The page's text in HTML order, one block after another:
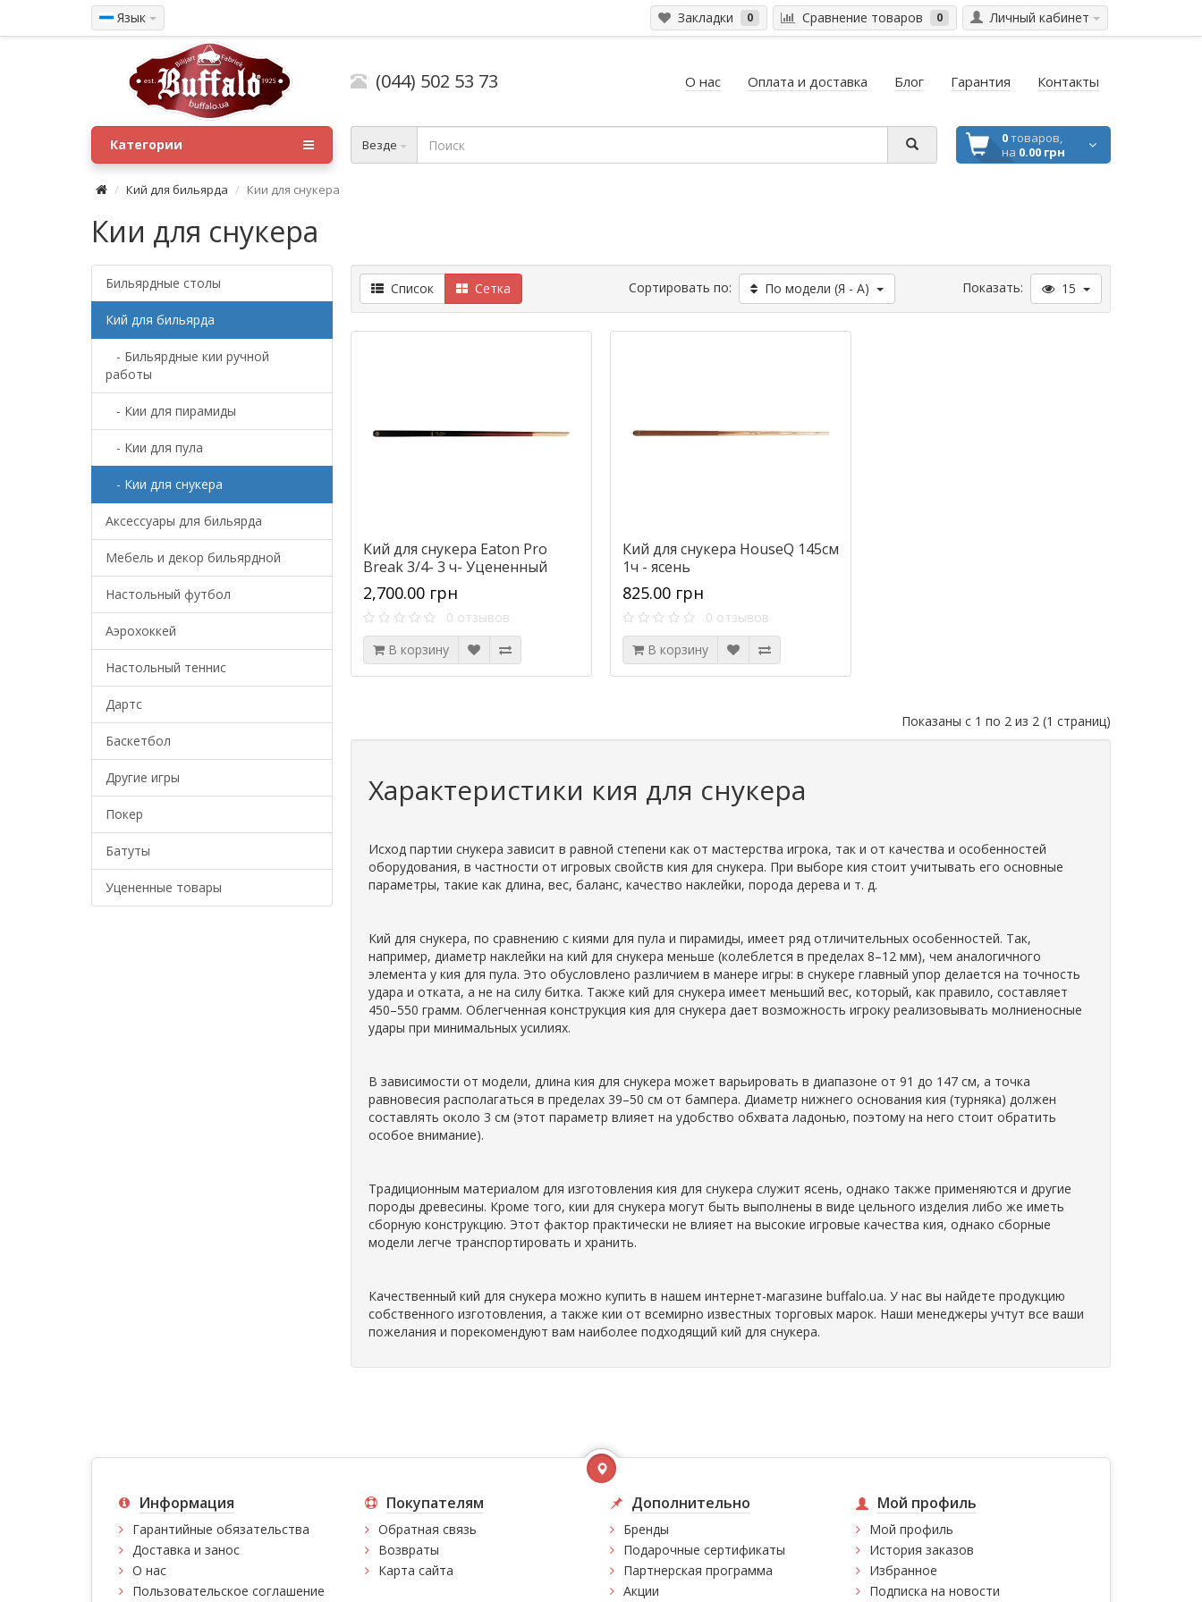
Язык Личный кабинет
Закладки 0 Сравнение товаров 0
(044) 502 53 73 О нас Оплата и доставка Блог Гарантия Контакты
Везде 0товаров,
на 0.00 грн
Категории
Кий для бильярда Кии для снукера
Кии для снукера
Бильярдные столы
Кий для бильярда
- Бильярдные кии ручной
работы
- Кии для пирамиды
- Кии для пула
- Кии для снукера
Аксессуары для бильярда
Мебель и декор бильярдной
Настольный футбол
Аэрохоккей
Настольный теннис
Дартс
Баскетбол
Другие игры
Покер
Батуты
Уцененные товары
Список Сетка Сортировать по: По модели (Я - А) Показать: 15
Кий для снукера Eaton Pro
Break 3/4- 3 ч- Уцененный
2,700.00 грн
0 отзывов
В корзину
Кий для снукера HouseQ 145см
1ч - ясень
825.00 грн
0 отзывов
В корзину
Показаны с 1 по 2 из 2 (1 страниц)
Характеристики кия для снукера
Исход партии снукера зависит в равной степени как от мастерства игрока, так и от качества и особенностей
оборудования, в частности от игровых свойств кия для снукера. При выборе кия стоит учитывать его основные
параметры, такие как длина, вес, баланс, качество наклейки, порода дерева и т. д.
Кий для снукера, по сравнению с киями для пула и пирамиды, имеет ряд отличительных особенностей. Так,
например, диаметр наклейки на кий для снукера меньше (колеблется в пределах 8–12 мм), чем аналогичного
элемента у кия для пула. Это обусловлено различием в манере игры: в снукере главный упор делается на точность
удара и отката, а не на силу битка. Также кий для снукера имеет меньший вес, который, как правило, составляет
450–550 грамм. Облегченная конструкция кия для снукера дает возможность игроку реализовывать молниеносные
удары при минимальных усилиях.
В зависимости от модели, длина кия для снукера может варьировать в диапазоне от 91 до 147 см, а точка
равновесия располагаться в пределах 39–50 см от бампера. Диаметр нижнего основания кия (турняка) должен
составлять около 3 см (этот параметр влияет на удобство обхвата ладонью, поэтому на него стоит обратить
особое внимание).
Традиционным материалом для изготовления кия для снукера служит ясень, однако также применяются и другие
породы древесины. Кроме того, кии для снукера могут быть выполнены в виде цельного изделия либо же иметь
сборную конструкцию. Этот фактор практически не влияет на высокие игровые качества кия, однако сборные
модели легче транспортировать и хранить.
Качественный кий для снукера можно купить в нашем интернет-магазине buffalo.ua. У нас вы найдете продукцию
собственного изготовления, а также кии от всемирно известных торговых марок. Наши менеджеры учтут все ваши
пожелания и порекомендуют вам наиболее подходящий кий для снукера.
Информация
Гарантийные обязательства
Доставка и занос
О нас
Пользовательское соглашение
Покупателям
Обратная связь
Возвраты
Карта сайта
Дополнительно
Бренды
Подарочные сертификаты
Партнерская программа
Акции
Мой профиль
Мой профиль
История заказов
Избранное
Подписка на новости